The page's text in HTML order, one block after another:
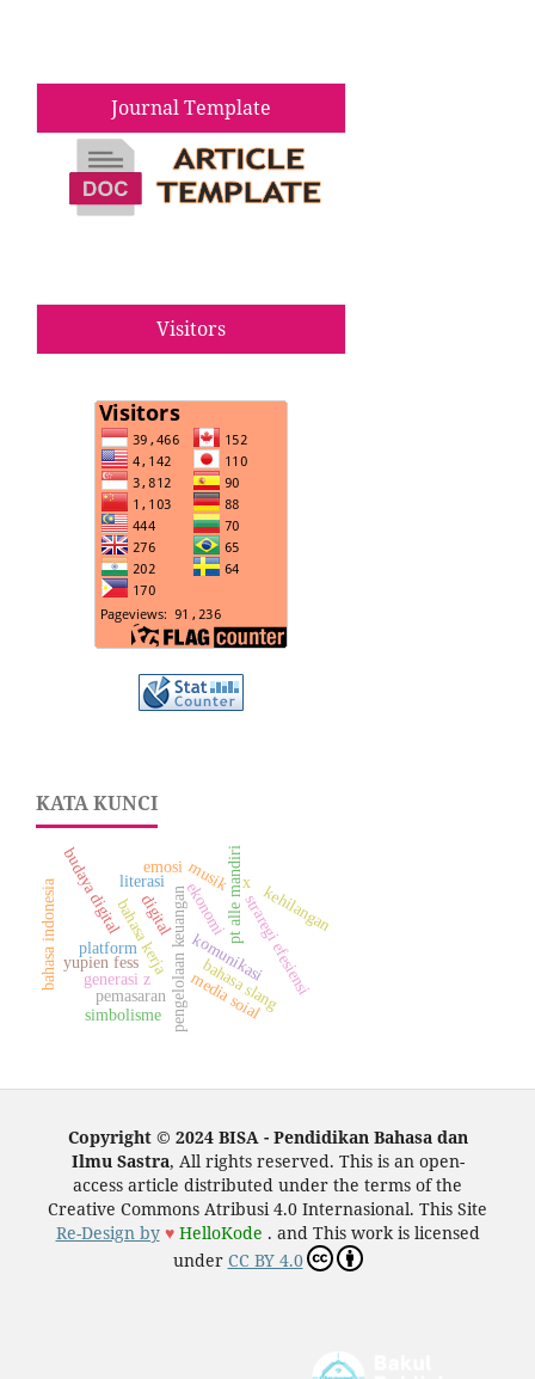
Journal Template
Visitors
KATA KUNCI
bahasa kerjapengelolaan keuangankomunikasi
pt alle mandiristraregi efesiensi
digital
pemasaran
platform
ekonomi
literasi
bahasa slang
budaya digital
media soial
yupien fess
x
generasi z
emosi
kehilangan
musik
simbolisme
bahasa indonesia
Copyright © 2024 BISA - Pendidikan Bahasa dan
Ilmu Sastra, All rights reserved. This is an open-
access article distributed under the terms of the
Creative Commons Atribusi 4.0 Internasional. This Site
Re-Design by ♥ HelloKode . and This work is licensed
under CC BY 4.0